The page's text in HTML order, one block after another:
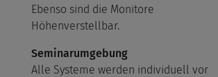
Ebenso sind die Monitore
Höhenverstellbar.
Seminarumgebung
Alle Systeme werden individuell vor